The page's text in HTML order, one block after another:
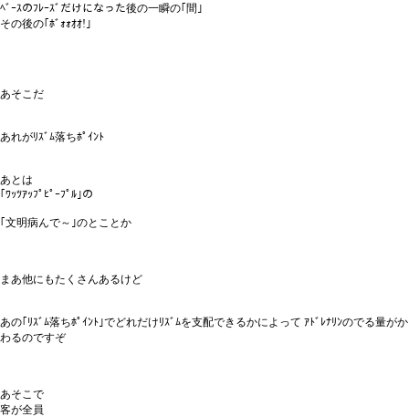
ﾍﾞｰｽのﾌﾚｰｽﾞだけになった後の一瞬の｢間｣
その後の｢ﾎﾞｫｫｵｵ!｣
あそこだ
あれがﾘｽﾞﾑ落ちﾎﾟｲﾝﾄ
あとは
｢ﾜｯﾂｱｯﾌﾟﾋﾟｰﾌﾟﾙ｣の
｢文明病んで～｣のとことか
まあ他にもたくさんあるけど
あの｢ﾘｽﾞﾑ落ちﾎﾟｲﾝﾄ｣でどれだけﾘｽﾞﾑを支配できるかによって ｱﾄﾞﾚﾅﾘﾝのでる量がか
わるのですぞ
あそこで
客が全員